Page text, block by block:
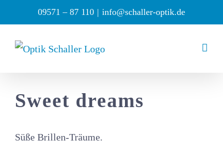
Inhalt
springen
09571 – 87 110 | info@schaller-optik.de
Sweet dreams
Süße Brillen-Träume.